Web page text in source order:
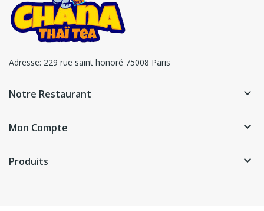
Adresse: 229 rue saint honoré 75008 Paris
Notre Restaurant keyboard_arrow_down
Mon Compte keyboard_arrow_down
Produits keyboard_arrow_down